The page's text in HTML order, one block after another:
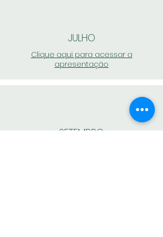
JULHO
Clique aqui para acessar a
apresentação
SETEMBRO